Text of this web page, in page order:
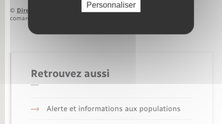
© Direction de l’information légale et administrative
comarquage developpé par
Retrouvez aussi
Alerte et informations aux populations
Personnaliser